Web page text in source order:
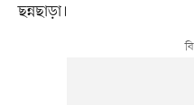
ছন্নছাড়া।